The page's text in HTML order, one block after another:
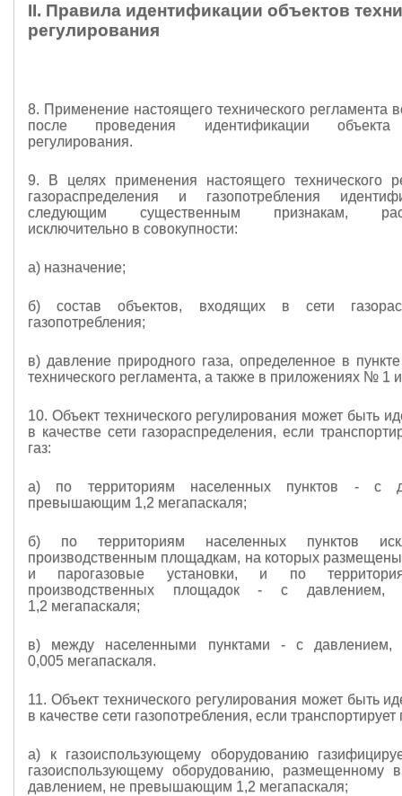
II. Правила идентификации объектов
регулирования
8. Применение настоящего технического регламента
после проведения идентификации объекта
регулирования.
9. В целях применения настоящего технического
газораспределения и газопотребления
следующим существенным признакам,
исключительно в совокупности:
а) назначение;
б) состав объектов, входящих в сети
газопотребления;
в) давление природного газа, определенное в
технического регламента, а также в приложениях № 1
10. Объект технического регулирования может быть
в качестве сети газораспределения, если
газ:
а) по территориям населенных пунктов - с
превышающим 1,2 мегапаскаля;
б) по территориям населенных пунктов
производственным площадкам, на которых
и парогазовые установки, и по
производственных площадок - с давлением,
1,2 мегапаскаля;
в) между населенными пунктами - с
0,005 мегапаскаля.
11. Объект технического регулирования может быть
в качестве сети газопотребления, если
а) к газоиспользующему оборудованию
газоиспользующему оборудованию, размещенному
давлением, не превышающим 1,2 мегапаскаля;